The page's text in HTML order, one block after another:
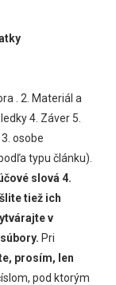
. 2. Materiál a
4. Záver 5.
osobe
typu článku).
slová 4.
tiež ich
v
Pri
prosím, len
pod ktorým